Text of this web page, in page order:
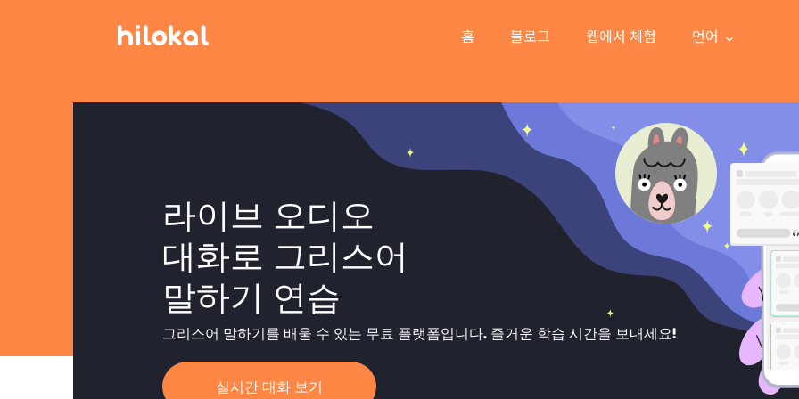
홈 블로그 웹에서 체험 언어
라이브 오디오
대화로 그리스어
말하기 연습
그리스어 말하기를 배울 수 있는 무료 플랫폼입니다. 즐거운 학습 시간을 보내세요!
실시간 대화 보기